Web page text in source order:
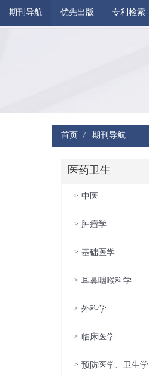
期刊导航 优先出版 专利检索
首页 期刊导航
医药卫生
> 中医
> 肿瘤学
> 基础医学
> 耳鼻咽喉科学
> 外科学
> 临床医学
> 预防医学、卫生学